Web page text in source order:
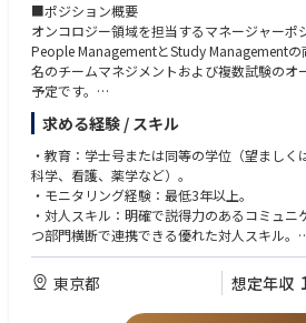
■ポジション概要
オンコロジー領域を担当するマネージャーポ
People ManagementとStudy Management
名のチームマネジメントおよび複数試験のオ
予定です。
また、開発戦略部門やメディカル部門など社
ーとの連携が発生し、グローバルチームとの
です。
求める経験 / スキル
・教育：学士号または同等の学位（望ましく
科学、看護、薬学など）。
・モニタリング経験：最低3年以上。
・対人スキル：明確で説得力のあるコミュ
つ部門横断で連携できる優れた対人スキル。
・柔軟性：変化する要件に柔軟に対応し、信
ーシップを構築・活用できる。
・チームプレーヤー：積極的で前向きなチ
東京都 想定年収